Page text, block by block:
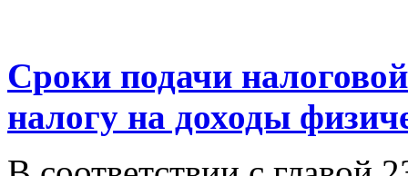
Сроки подачи
налогу на доходы